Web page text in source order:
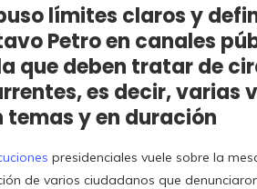
límites claros y
Petro en canales
que deben tratar de
es decir, varias
y en duración
presidenciales vuele sobre la
de varios ciudadanos que